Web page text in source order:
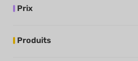
Prix
Produits